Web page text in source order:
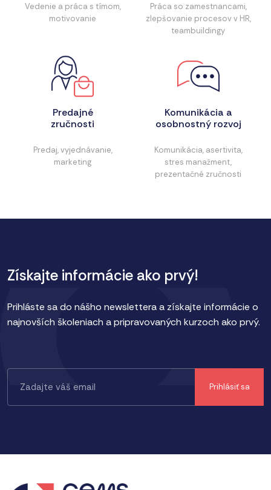
Vedenie a práca s tímom,
motivovanie
Práca so zamestnancami,
zlepšovanie procesov v HR,
teambuildingy
Predajné
zručnosti
Predaj, vyjednávanie,
marketing
Komunikácia a
osobnostný rozvoj
Komunikácia, asertivita,
stres manažment,
prezentačné zručnosti
Získajte informácie ako prvý!
Prihláste sa do nášho newslettera a získajte informácie o
najnovších školeniach a pripravovaných kurzoch ako prvý.